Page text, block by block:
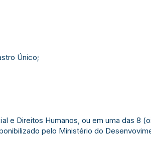
Único;
e Direitos Humanos, ou em uma das 8
pelo Ministério do